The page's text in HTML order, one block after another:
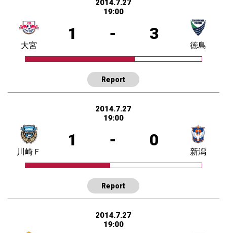
2014.7.27
19:00
1 - 3
大宮 徳島
Report
2014.7.27
19:00
1 - 0
川崎Ｆ 新潟
Report
2014.7.27
19:00